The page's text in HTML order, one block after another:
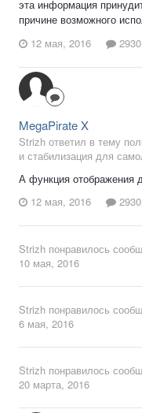
эта информация
причине возможного
12 мая, 2016
MegaPirate X
Strizh ответил в тему
и стабилизация для
А функция отображения
12 мая, 2016
Strizh понравилось
10 мая, 2016
Strizh понравилось
6 мая, 2016
Strizh понравилось
20 марта, 2016